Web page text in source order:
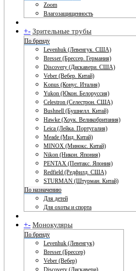
Zoom
Влагозащищенность
+- Зрительные трубы
По бренду
Levenhuk (Левенгук. США)
Bresser (Брессер. Германия)
Discovery (Дискавери. США)
Veber (Вебер. Китай)
Konus (Конус. Италия)
Yukon (Юкон. Белоруссия)
Celestron (Селестрон. США)
Bushnell (Бушнелл. Китай)
Hawke (Хоук. Великобритания)
Leica (Лейка. Португалия)
Meade (Мид. Китай)
MINOX (Минокс. Китай)
Nikon (Никон. Япония)
PENTAX (Пентакс. Япония)
Redfield (Редфилд. США)
STURMAN (Штурман. Китай)
По назначению
Для детей
Для охоты и спорта
+- Монокуляры
По бренду
Levenhuk (Левенгук)
Bresser (Брессер)
Veber (Вебер)
Discovery (Дискавери)